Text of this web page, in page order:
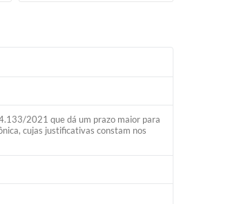
2021 que dá um prazo maior para
cujas justificativas constam nos